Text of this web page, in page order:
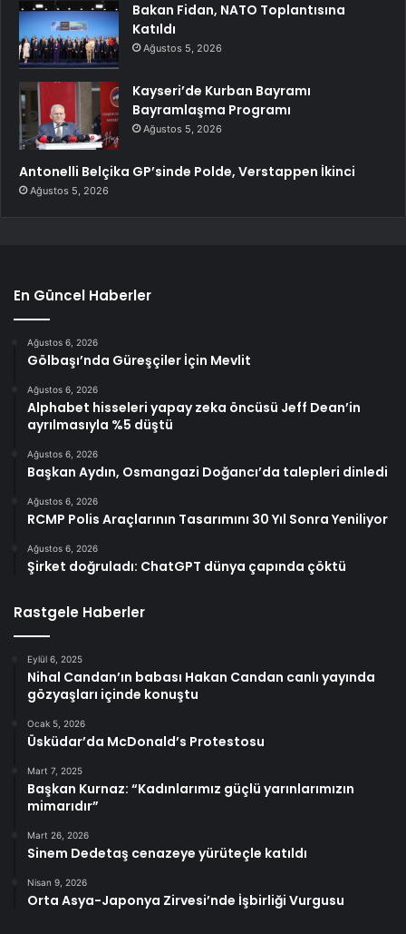
Bakan Fidan, NATO Toplantısına
Katıldı
Ağustos 5, 2026
Kayseri’de Kurban Bayramı
Bayramlaşma Programı
Ağustos 5, 2026
Antonelli Belçika GP’sinde Polde, Verstappen İkinci
Ağustos 5, 2026
En Güncel Haberler
Ağustos 6, 2026
Gölbaşı’nda Güreşçiler İçin Mevlit
Ağustos 6, 2026
Alphabet hisseleri yapay zeka öncüsü Jeff Dean’in
ayrılmasıyla %5 düştü
Ağustos 6, 2026
Başkan Aydın, Osmangazi Doğancı’da talepleri dinledi
Ağustos 6, 2026
RCMP Polis Araçlarının Tasarımını 30 Yıl Sonra Yeniliyor
Ağustos 6, 2026
Şirket doğruladı: ChatGPT dünya çapında çöktü
Rastgele Haberler
Eylül 6, 2025
Nihal Candan’ın babası Hakan Candan canlı yayında
gözyaşları içinde konuştu
Ocak 5, 2026
Üsküdar’da McDonald’s Protestosu
Mart 7, 2025
Başkan Kurnaz: “Kadınlarımız güçlü yarınlarımızın
mimarıdır”
Mart 26, 2026
Sinem Dedetaş cenazeye yürüteçle katıldı
Nisan 9, 2026
Orta Asya-Japonya Zirvesi’nde İşbirliği Vurgusu